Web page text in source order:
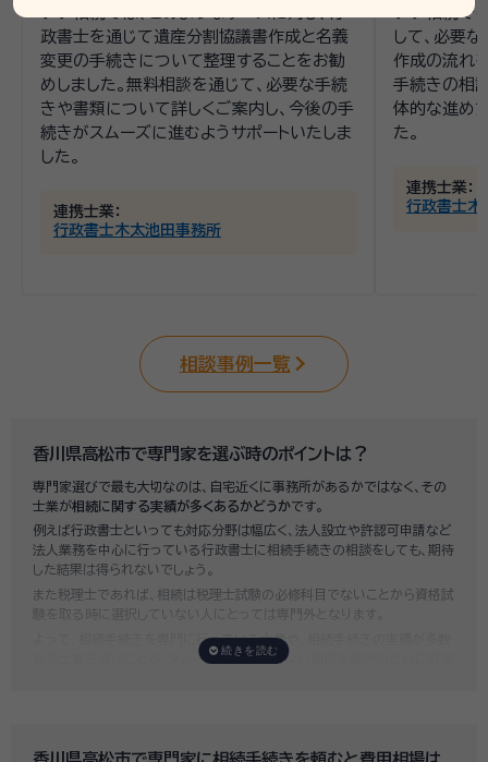
政書士を通じて遺産分割協議書作成と名義
変更の手続きについて整理することをお勧
めしました。無料相談を通じて、必要な手続
きや書類について詳しくご案内し、今後の手
続きがスムーズに進むようサポートいたしま
した。
連携士業：
行政書士木太池田事務所
いい相続で
して、必要
作成の流れ
手続きの相
体的な進め
た。
連携士業：
行政書士木
相談事例一覧
香川県高松市で専門家を選ぶ時のポイントは？
専門家選びで最も大切なのは、自宅近くに事務所があるかではなく、その
士業が相続に関する実績が多くあるかどうかです。
例えば行政書士といっても対応分野は幅広く、法人設立や許認可申請など
法人業務を中心に行っている行政書士に相続手続きの相談をしても、期待
した結果は得られないでしょう。
また税理士であれば、相続は税理士試験の必修科目でないことから資格試
験を取る時に選択していない人にとっては専門外となります。
よって、相続手続きを専門に行っている士業や、相続手続きの実績が多数
ある士業を選ぶことが、スムーズで間違いのない相続手続きのために非常